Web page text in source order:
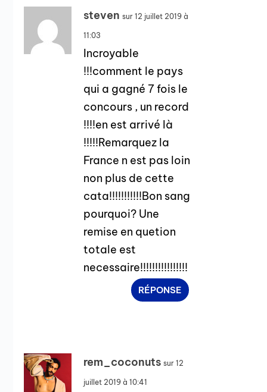
steven sur 12 juillet 2019 à
11:03
Incroyable
!!!comment le pays
qui a gagné 7 fois le
concours , un record
!!!!en est arrivé là
!!!!!Remarquez la
France n est pas loin
non plus de cette
cata!!!!!!!!!!!Bon sang
pourquoi? Une
remise en quetion
totale est
necessaire!!!!!!!!!!!!!!!!
RÉPONSE
rem_coconuts sur 12
juillet 2019 à 10:41